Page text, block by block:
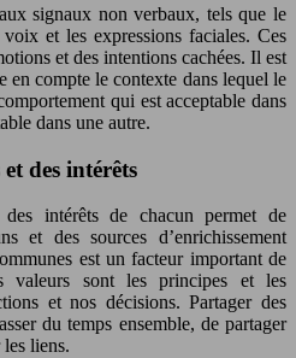
signaux non verbaux, tels que le
et les expressions faciales. Ces
et des intentions cachées. Il est
en compte le contexte dans lequel le
qui est acceptable dans
dans une autre.
des intérêts
intérêts de chacun permet de
et des sources d’enrichissement
est un facteur important de
valeurs sont les principes et les
et nos décisions. Partager des
du temps ensemble, de partager
liens.